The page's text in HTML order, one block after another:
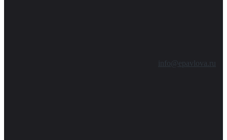
info@epavlova.ru